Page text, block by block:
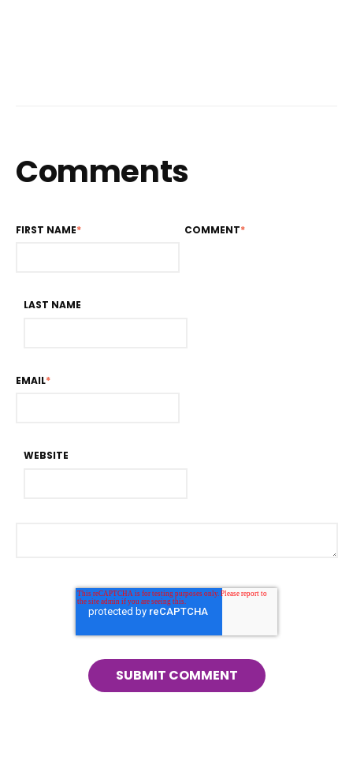
Comments
FIRST NAME*
LAST NAME
EMAIL*
WEBSITE
COMMENT*